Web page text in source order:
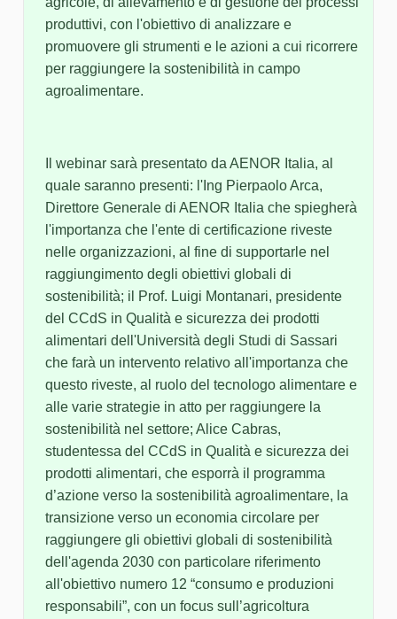
produttivi, con l'obiettivo di analizzare e
promuovere gli strumenti e le azioni a cui ricorrere
per raggiungere la sostenibilità in campo
agroalimentare.
Il webinar sarà presentato da AENOR Italia, al
quale saranno presenti: l'Ing Pierpaolo Arca,
Direttore Generale di AENOR Italia che spiegherà
l'importanza che l'ente di certificazione riveste
nelle organizzazioni, al fine di supportarle nel
raggiungimento degli obiettivi globali di
sostenibilità; il Prof. Luigi Montanari, presidente
del CCdS in Qualità e sicurezza dei prodotti
alimentari dell'Università degli Studi di Sassari
che farà un intervento relativo all'importanza che
questo riveste, al ruolo del tecnologo alimentare e
alle varie strategie in atto per raggiungere la
sostenibilità nel settore; Alice Cabras,
studentessa del CCdS in Qualità e sicurezza dei
prodotti alimentari, che esporrà il programma
d’azione verso la sostenibilità agroalimentare, la
transizione verso un economia circolare per
raggiungere gli obiettivi globali di sostenibilità
dell'agenda 2030 con particolare riferimento
all'obiettivo numero 12 “consumo e produzioni
responsabili”, con un focus sull’agricoltura